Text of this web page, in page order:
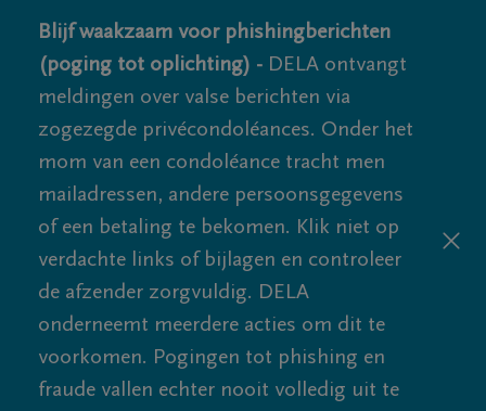
Blijf waakzaam voor phishingberichten
(poging tot oplichting) - DELA ontvangt
meldingen over valse berichten via
zogezegde privécondoléances. Onder het
mom van een condoléance tracht men
mailadressen, andere persoonsgegevens
of een betaling te bekomen. Klik niet op
verdachte links of bijlagen en controleer
de afzender zorgvuldig. DELA
onderneemt meerdere acties om dit te
voorkomen. Pogingen tot phishing en
fraude vallen echter nooit volledig uit te